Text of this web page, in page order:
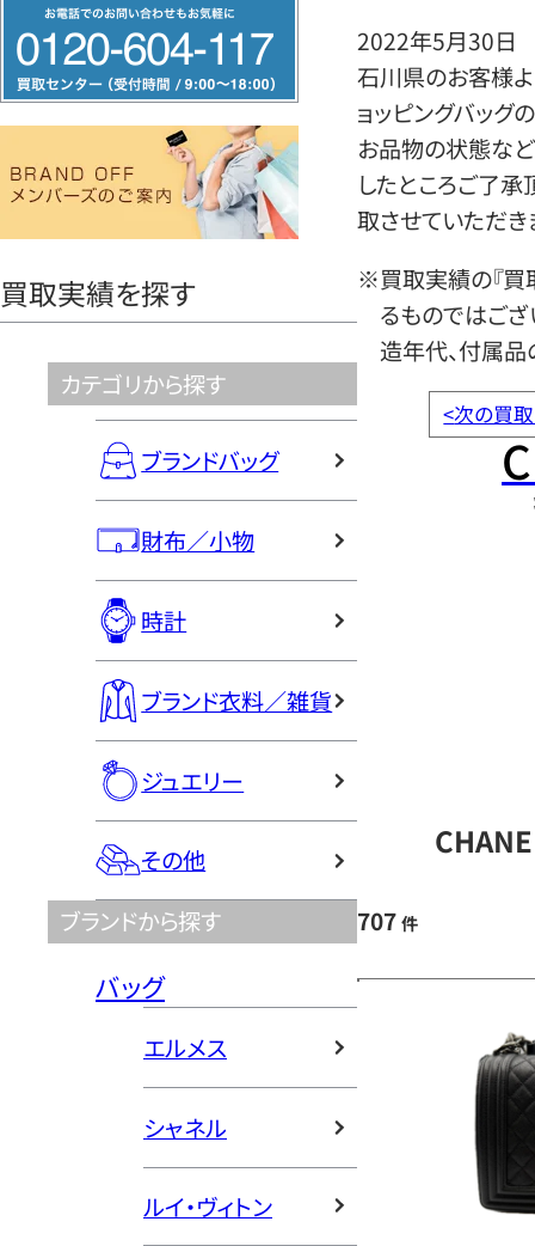
リ
ー
ヤ
買取実績を探す
カテゴリから探す
ブランドバッグ
財布／小物
時計
ブランド衣料／雑貨
ジュエリー
その他
ブランドから探す
バッグ
エルメス
シャネル
ルイ・ヴィトン
2022年5月30日
石川県のお客様よ
ョッピングバッグ
お品物の状態など
したところご了
取させていただき
※買取実績の『買
るものではござ
造年代、付属品
<次の買
707 件